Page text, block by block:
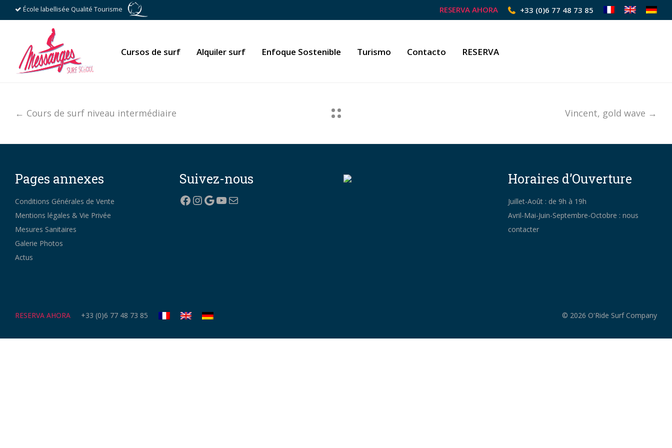
École labellisée Qualité Tourisme RESERVA AHORA +33 (0)6 77 48 73 85
Cursos de surf Alquiler surf Enfoque Sostenible Turismo Contacto RESERVA
← Cours de surf niveau intermédiaire Vincent, gold wave →
Pages annexes
Conditions Générales de Vente
Mentions légales & Vie Privée
Mesures Sanitaires
Galerie Photos
Actus
Suivez-nous
Facebook
Instagram
Google
YouTube
Correo electrónico
Horaires d’Ouverture
Juillet-Août : de 9h à 19h
Avril-Mai-Juin-Septembre-Octobre : nous
contacter
RESERVA AHORA +33 (0)6 77 48 73 85 © 2026 O'Ride Surf Company